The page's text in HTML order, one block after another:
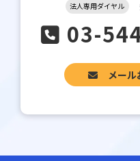
法人専用ダイヤル
03-
メール